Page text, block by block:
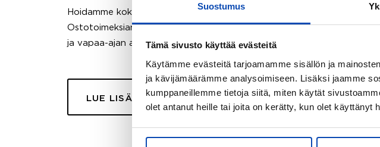
Suostumus
Tämä sivusto käyttää evästeitä
Käytämme evästeitä tarjoamamme sisällön ja
ja kävijämäärämme analysoimiseen. Lisäksi jaamme
kumppaneillemme tietoja siitä, miten käytät
olet antanut heille tai joita on kerätty, kun olet käyttänyt
Hoidamme koko ostoprosessin puolestasi.
Ostotoimeksiantopalvelumme sopii myös esimerkiksi sijoitus-
ja vapaa-ajan asuntojen ostoon.
LUE LISÄÄ